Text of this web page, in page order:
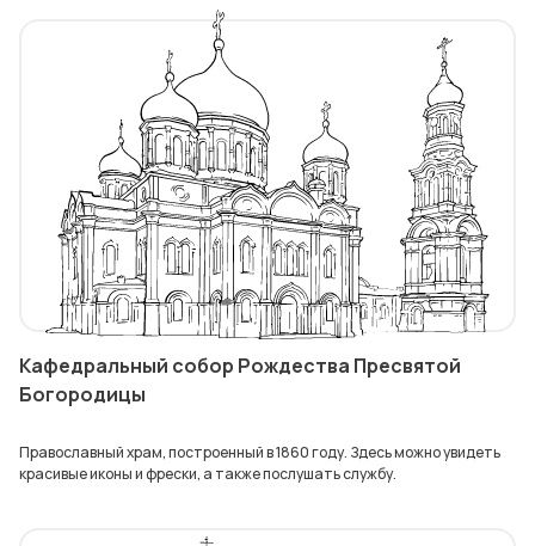
Кафедральный собор Рождества Пресвятой
Богородицы
Православный храм, построенный в 1860 году. Здесь можно увидеть
красивые иконы и фрески, а также послушать службу.